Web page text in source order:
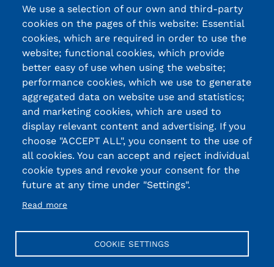
We use a selection of our own and third-party
cookies on the pages of this website: Essential
cookies, which are required in order to use the
website; functional cookies, which provide
better easy of use when using the website;
performance cookies, which we use to generate
aggregated data on website use and statistics;
and marketing cookies, which are used to
display relevant content and advertising. If you
choose "ACCEPT ALL", you consent to the use of
all cookies. You can accept and reject individual
cookie types and revoke your consent for the
future at any time under "Settings".
Read more
COOKIE SETTINGS